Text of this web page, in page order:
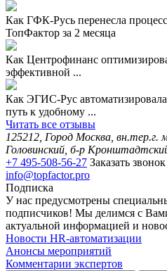
Как ГФК-Русь перенесла
ТопФактор за 2 месяца
Как Центрофинанс
эффективной ...
Как ЭГИС-Рус
путь к удобному ...
Читать все отзывы
125212, Город Москва, вн.тер.г.
Головинский, б-р
+7 495-508-56-27 Заказать звонок
info@topfactor.pro
Подписка
У нас предусмотрены
подписчиков! Мы делимся с
актуальной информацией и
Новости HR-автоматизации
Анонсы мероприятий
Комментарии экспертов